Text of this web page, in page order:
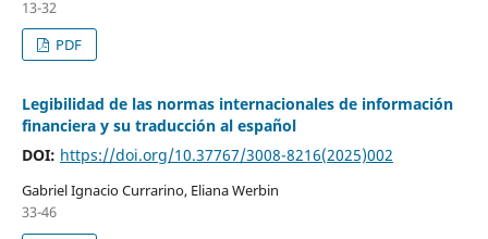
13-32
PDF
Legibilidad de las normas internacionales de información
financiera y su traducción al español
DOI: https://doi.org/10.37767/3008-8216(2025)002
Gabriel Ignacio Currarino, Eliana Werbin
33-46